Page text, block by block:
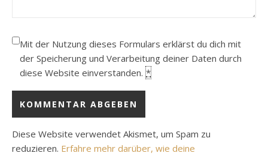
Mit der Nutzung dieses Formulars erklärst du dich mit
der Speicherung und Verarbeitung deiner Daten durch
diese Website einverstanden. *
Diese Website verwendet Akismet, um Spam zu
reduzieren. Erfahre mehr darüber, wie deine